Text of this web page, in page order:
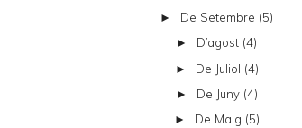
► De Setembre (5)
► D’agost (4)
► De Juliol (4)
► De Juny (4)
► De Maig (5)